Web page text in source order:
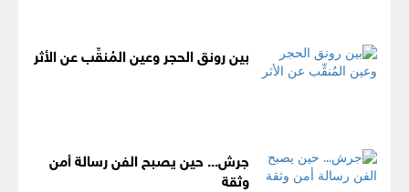
بين رونق الحجر وعين المُنقِّب عن الأثر
جرش... حين يصبح الفن رسالة أمن
وثقة